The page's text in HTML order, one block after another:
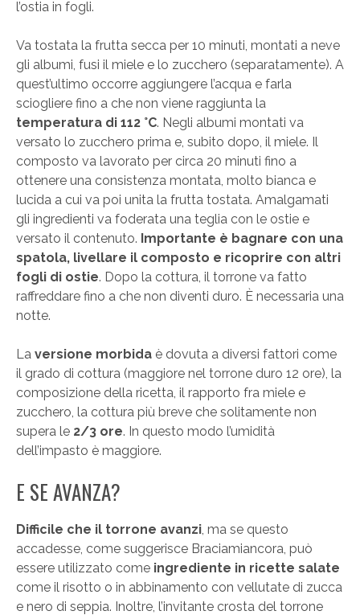
l’ostia in fogli.
Va tostata la frutta secca per 10 minuti, montati a neve
gli albumi, fusi il miele e lo zucchero (separatamente). A
quest’ultimo occorre aggiungere l’acqua e farla
sciogliere fino a che non viene raggiunta la
temperatura di 112 °C. Negli albumi montati va
versato lo zucchero prima e, subito dopo, il miele. Il
composto va lavorato per circa 20 minuti fino a
ottenere una consistenza montata, molto bianca e
lucida a cui va poi unita la frutta tostata. Amalgamati
gli ingredienti va foderata una teglia con le ostie e
versato il contenuto. Importante è bagnare con una
spatola, livellare il composto e ricoprire con altri
fogli di ostie. Dopo la cottura, il torrone va fatto
raffreddare fino a che non diventi duro. È necessaria una
notte.
La versione morbida è dovuta a diversi fattori come
il grado di cottura (maggiore nel torrone duro 12 ore), la
composizione della ricetta, il rapporto fra miele e
zucchero, la cottura più breve che solitamente non
supera le 2/3 ore. In questo modo l’umidità
dell’impasto è maggiore.
E SE AVANZA?
Difficile che il torrone avanzi , ma se questo
accadesse, come suggerisce Braciamiancora, può
essere utilizzato come ingrediente in ricette salate
come il risotto o in abbinamento con vellutate di zucca
e nero di seppia. Inoltre, l’invitante crosta del torrone